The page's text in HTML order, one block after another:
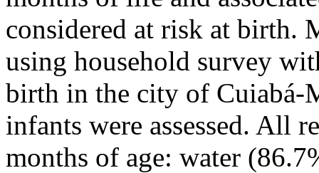
considered at risk at birth.
using household survey
birth in the city of Cuiabá-
infants were assessed. All
months of age: water